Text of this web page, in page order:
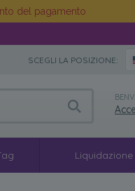
del pagamento
SCEGLI LA POSIZIONE:
Liquidazione